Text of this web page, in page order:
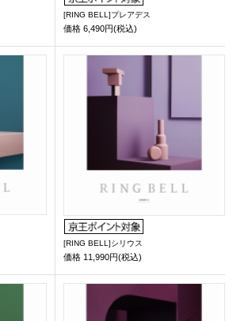
[RING BELL]プレアデス
価格 6,490円(税込)
[RING BELL]シリウス
価格 11,990円(税込)